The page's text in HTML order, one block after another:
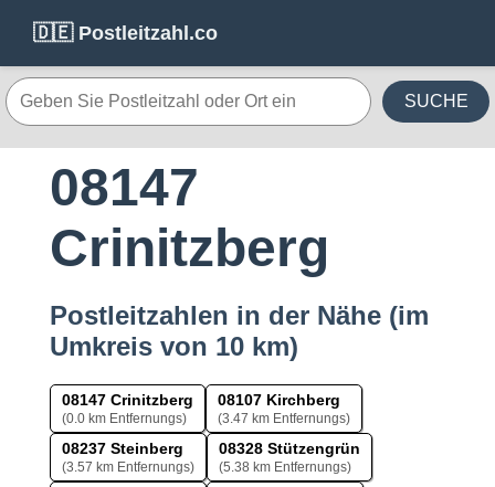
🇩🇪 Postleitzahl.co
SUCHE
08147
Crinitzberg
Postleitzahlen in der Nähe (im
Umkreis von 10 km)
08147 Crinitzberg
(0.0 km Entfernungs)
08107 Kirchberg
(3.47 km Entfernungs)
08237 Steinberg
(3.57 km Entfernungs)
08328 Stützengrün
(5.38 km Entfernungs)